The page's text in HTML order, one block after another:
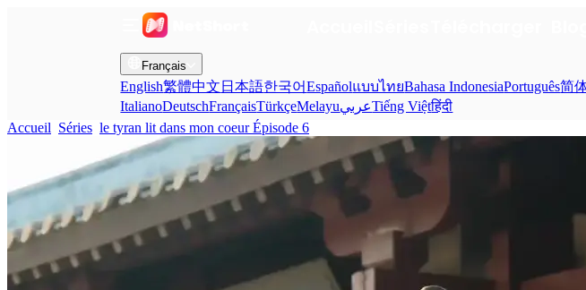
Français
English繁體中文 日本語한국어EspañolแบบไทยBahasa IndonesiaPortuguês简
ItalianoDeutschFrançaisTürkçeMelayuعربيTiếng Việtहिंदी
Accueil Séries le tyran lit dans mon coeur Épisode 6